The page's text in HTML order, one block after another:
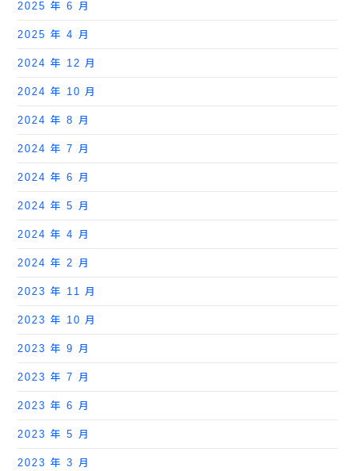
2025 年 6 月
2025 年 4 月
2024 年 12 月
2024 年 10 月
2024 年 8 月
2024 年 7 月
2024 年 6 月
2024 年 5 月
2024 年 4 月
2024 年 2 月
2023 年 11 月
2023 年 10 月
2023 年 9 月
2023 年 7 月
2023 年 6 月
2023 年 5 月
2023 年 3 月